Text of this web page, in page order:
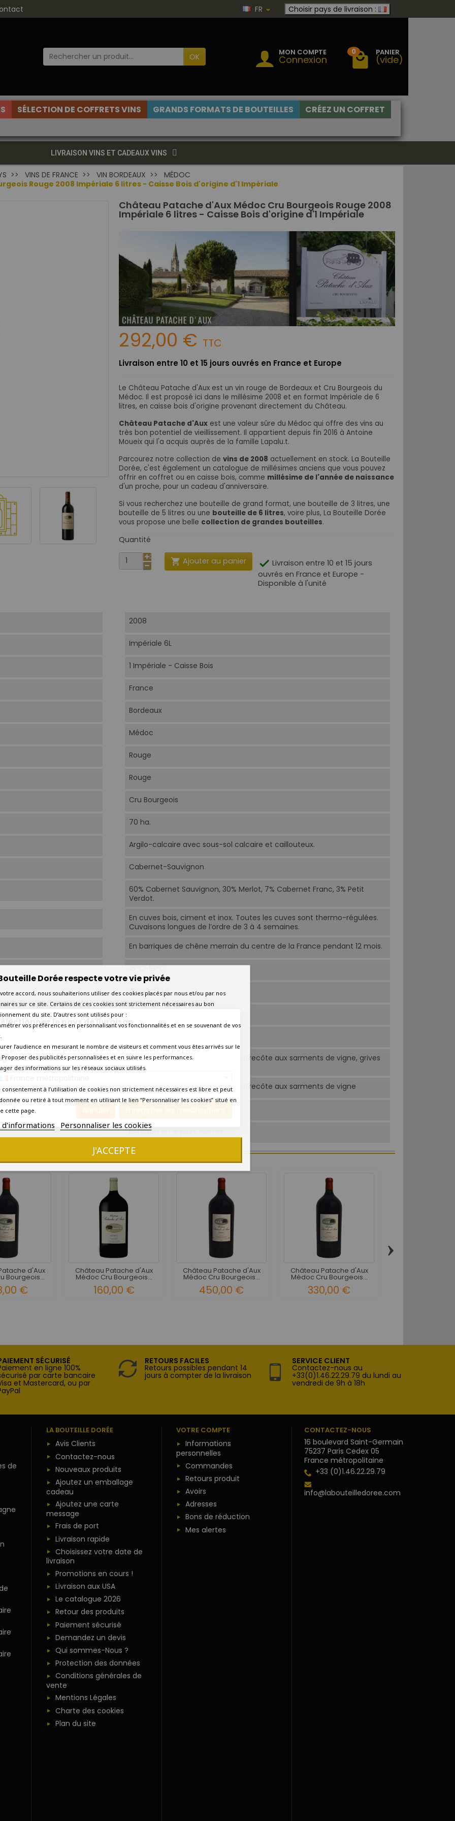
le pays de livraison
prix et les frais peuvent varier en fonction du pays/de la
de livraison.
Annuler Enregistrer les modifications
FR Choisir pays de livraison :
OK MON COMPTE
Connexion
0 PANIER
(vide)
SÉLECTION DE COFFRETS VINS GRANDS FORMATS DE BOUTEILLES
CRÉEZ UN COFFRET
LIVRAISON VINS ET CADEAUX VINS
VINS DE FRANCE VIN BORDEAUX
MÉDOC
Rouge 2008 Impériale 6 litres - Caisse Bois d'origine d'1 Impériale
Château Patache d'Aux Médoc Cru Bourgeois Rouge 2008
Impériale 6 litres - Caisse Bois d'origine d'1 Impériale
292,00 € TTC
Livraison entre 10 et 15 jours ouvrés en France et Europe
Le Château Patache d'Aux est un vin rouge de Bordeaux et Cru Bourgeois du
Médoc. Il est proposé ici dans le millésime 2008 et en format Impériale de 6
litres, en caisse bois d'origine provenant directement du Château.
Château Patache d'Aux est une valeur sûre du Médoc qui offre des vins au
très bon potentiel de vieillissement. Il appartient depuis fin 2016 à Antoine
Moueix qui l'a acquis auprès de la famille Lapalu.t.
Parcourez notre collection de vins de 2008 actuellement en stock. La Bouteille
Dorée, c'est également un catalogue de millésimes anciens que vous pouvez
offrir en coffret ou en caisse bois, comme millésime de l'année de naissance
d'un proche, pour un cadeau d'anniversaire.
Si vous recherchez une bouteille de grand format, une bouteille de 3 litres, une
bouteille de 5 litres ou une bouteille de 6 litres, voire plus, La Bouteille Dorée
vous propose une belle collection de grandes bouteilles.
Quantité
 Ajouter au panier  Livraison entre 10 et 15 jours
ouvrés en France et Europe -
Disponible à l'unité
2008
Impériale 6L
1 Impériale - Caisse Bois
France
Bordeaux
Médoc
Rouge
Rouge
Cru Bourgeois
70 ha.
Argilo-calcaire avec sous-sol calcaire et caillouteux.
Cabernet-Sauvignon
60% Cabernet Sauvignon, 30% Merlot, 7% Cabernet Franc, 3% Petit
Verdot.
En cuves bois, ciment et inox. Toutes les cuves sont thermo-régulées.
Cuvaisons longues de l’ordre de 3 à 4 semaines.
En barriques de chêne merrain du centre de la France pendant 12 mois.
16°C-18°C.
Aujourd'hui
Hampe et onglet à l'échalote, entrecôte aux sarments de vigne, grives
aux raisins
Hampe et onglet à l'échalote, entrecôte aux sarments de vigne
Grives aux raisins
Livraison en 15 jours ouvrés
10 AUTRES PRODUITS DANS LA MÊME CATÉGORIE :
d'Aux
Bourgeois...
€
Château Patache d'Aux
Médoc Cru Bourgeois...
160,00 €
Château Patache d'Aux
Médoc Cru Bourgeois...
450,00 €
Château Patache d'Aux
Médoc Cru Bourgeois...
330,00 €
›
SÉCURISÉ
en ligne 100%
par carte bancaire
et Mastercard, ou par
RETOURS FACILES
Retours possibles pendant 14
jours à compter de la livraison
SERVICE CLIENT
Contactez-nous au
+33(0)1.46.22.29.79 du lundi au
vendredi de 9h à 18h
de
LA BOUTEILLE DORÉE
Avis Clients
Contactez-nous
Nouveaux produits
Ajoutez un emballage
cadeau
Ajoutez une carte
message
Frais de port
Livraison rapide
Choisissez votre date de
livraison
Promotions en cours !
Livraison aux USA
Le catalogue 2026
Retour des produits
Paiement sécurisé
Demandez un devis
Qui sommes-Nous ?
Protection des données
Conditions générales de
vente
Mentions Légales
Charte des cookies
Plan du site
VOTRE COMPTE
Informations
personnelles
Commandes
Retours produit
Avoirs
Adresses
Bons de réduction
Mes alertes
CONTACTEZ-NOUS
16 boulevard Saint-Germain
75237 Paris Cedex 05
France métropolitaine
+33 (0)1.46.22.29.79
info@labouteilledoree.com
Dorée respecte votre vie privée
accord, nous souhaiterions utiliser des cookies placés par nous et/ou par nos
sur ce site. Certains de ces cookies sont strictement nécessaires au bon
du site. D’autres sont utilisés pour :
vos préférences en personnalisant vos fonctionnalités et en se souvenant de vos
l’audience en mesurant le nombre de visiteurs et comment vous êtes arrivés sur le
Proposer des publicités personnalisées et en suivre les performances.
des informations sur les réseaux sociaux utilisés.
consentement à l’utilisation de cookies non strictement nécessaires est libre et peut
ou retiré à tout moment en utilisant le lien “Personnaliser les cookies” situé en
cette page.
d'informations Personnaliser les cookies
J'ACCEPTE